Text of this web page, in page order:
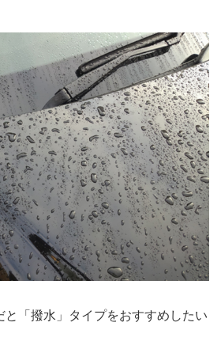
と「撥水」タイプをおすすめしたい